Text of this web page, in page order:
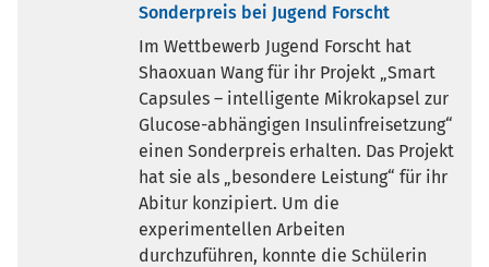
Sonderpreis bei Jugend Forscht
Im Wettbewerb Jugend Forscht hat
Shaoxuan Wang für ihr Projekt „Smart
Capsules – intelligente Mikrokapsel zur
Glucose-abhängigen Insulinfreisetzung“
einen Sonderpreis erhalten. Das Projekt
hat sie als „besondere Leistung“ für ihr
Abitur konzipiert. Um die
experimentellen Arbeiten
durchzuführen, konnte die Schülerin